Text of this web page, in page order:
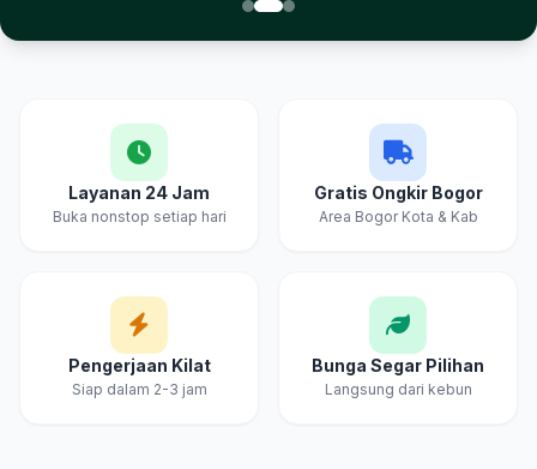
Layanan 24 Jam
Buka nonstop setiap hari
Gratis Ongkir Bogor
Area Bogor Kota & Kab
Pengerjaan Kilat
Siap dalam 2-3 jam
Bunga Segar Pilihan
Langsung dari kebun